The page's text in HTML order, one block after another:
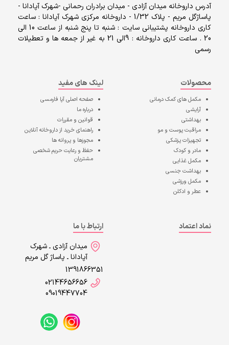
آدرس داروخانه میدان آزادی - میدان برادران رحمانی -شهرک آپادانا -
پاساژگل مریم - پلاک 1/32 - داروخانه مرکزی شهرک آپادانا : ساعت
کاری داروخانه پشتیبانی سایت : شنبه تا پنج شنبه از ساعت 10 الی
20 . ساعت کاری داروخانه : 9الی 21 به غیر از جمعه ها و تعطیلات
رسمی
محصولات
مکمل های کمک درمانی
آرایشی
بهداشتی
مراقبت پوست و مو
تجهیزات پزشکی
مادر و کودک
مکمل غذایی
بهداشت جنسی
مکمل ورزشی
عطر و ادکلن
لینک های مفید
صفحه اصلیآپا فارمسی
درباره ما
قوانین و مقررات
راهنمای خرید از داروخانه آنلاین
مجوزها و پروانه ها
حفظ و رعایت حریم شخصی
مشتریان
نماد اعتماد
ارتباط با ما
میدان آزادی ـ شهرک
آپادانا ـ پاساژ گل مریم
1391866351
02144656656
09019447704